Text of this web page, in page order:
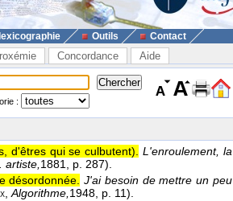
Outils Contact
Concordance Aide
:
d'êtres qui se culbutent). L'enroulement, la
artiste,1881, p. 287).
désordonnée. J'ai besoin de mettre un peu
,Algorithme,1948, p. 11).